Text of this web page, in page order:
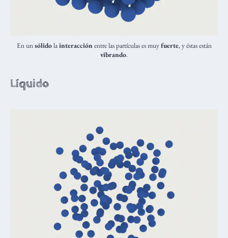
En unsólidolainteracciónentre las partículas es muyfuerte, y éstas están
vibrando.
Líquido